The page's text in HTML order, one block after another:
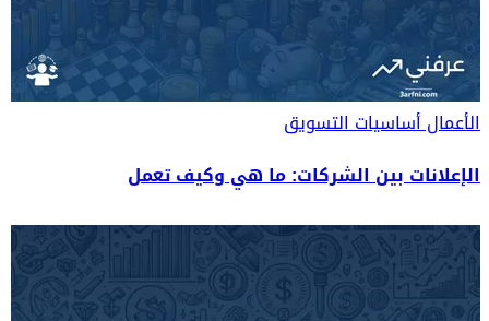
الأعمالأساسيات التسويق
الإعلانات بين الشركات: ما هي وكيف تعمل